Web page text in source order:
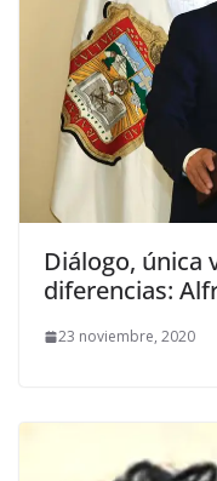
Diálogo, única
diferencias:
23 noviembre, 2020